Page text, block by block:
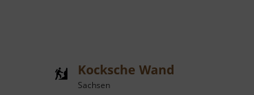
Kocksche Wand
Sachsen